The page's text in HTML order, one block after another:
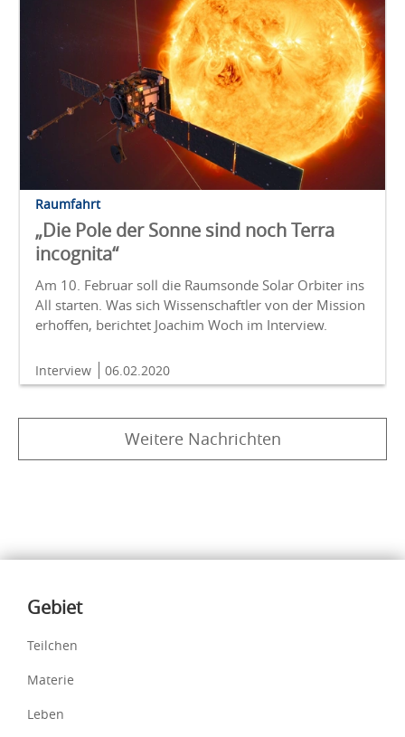
Raumfahrt
„Die Pole der Sonne sind noch Terra
incognita“
Am 10. Februar soll die Raumsonde Solar Orbiter ins
All starten. Was sich Wissenschaftler von der Mission
erhoffen, berichtet Joachim Woch im Interview.
Interview 06.02.2020
Weitere Nachrichten
Inhalte
Gebiet
Teilchen
Materie
Leben